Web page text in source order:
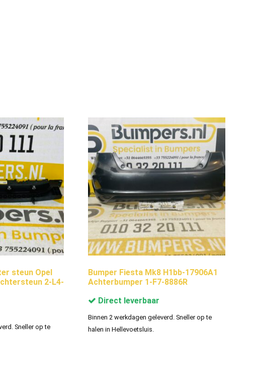
steun Opel
2-L4-
Sneller op te
Bumper Fiesta Mk8 H1bb-17906A1
Achterbumper 1-F7-8886R
Direct leverbaar
Binnen 2 werkdagen geleverd. Sneller op te
halen in Hellevoetsluis.